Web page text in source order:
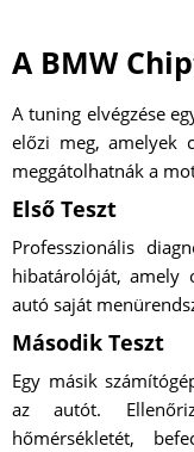
A BMW
A tuning elvégzése
előzi meg, amelyek
meggátolhatnák a
Első Teszt
Professzionális
hibatárolóját, amely
autó saját
Második Teszt
Egy másik
az autót.
hőmérsékletét,